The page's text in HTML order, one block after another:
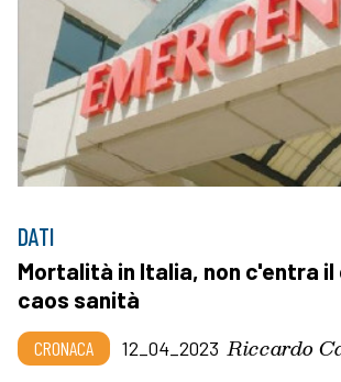
DATI
Mortalità in Italia, non c'entra il
caos sanità
CRONACA 12_04_2023 Riccardo